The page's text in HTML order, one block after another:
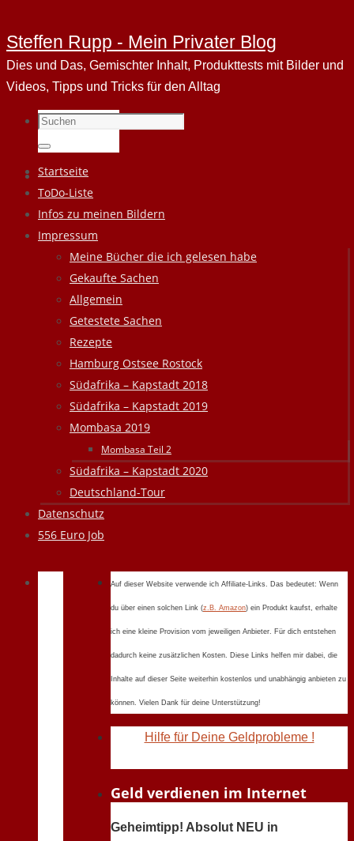
Steffen Rupp - Mein Privater Blog
Dies und Das, Gemischter Inhalt, Produkttests mit Bilder und
Videos, Tipps und Tricks für den Alltag
Suchen
nach:
Suchen
Zum
Inhalt
springen
Startseite
ToDo-Liste
Infos zu meinen Bildern
Impressum
Meine Bücher die ich gelesen habe
Gekaufte Sachen
Allgemein
Getestete Sachen
Rezepte
Hamburg Ostsee Rostock
Südafrika – Kapstadt 2018
Südafrika – Kapstadt 2019
Mombasa 2019
Mombasa Teil 2
Südafrika – Kapstadt 2020
Deutschland-Tour
Datenschutz
556 Euro Job
Auf dieser Website verwende ich Affiliate-Links. Das bedeutet: Wenn
du über einen solchen Link (z.B. Amazon) ein Produkt kaufst, erhalte
ich eine kleine Provision vom jeweiligen Anbieter. Für dich entstehen
dadurch keine zusätzlichen Kosten. Diese Links helfen mir dabei, die
Inhalte auf dieser Seite weiterhin kostenlos und unabhängig anbieten zu
können. Vielen Dank für deine Unterstützung!
Hilfe für Deine Geldprobleme !
Geld verdienen im Internet
Geheimtipp! Absolut NEU in